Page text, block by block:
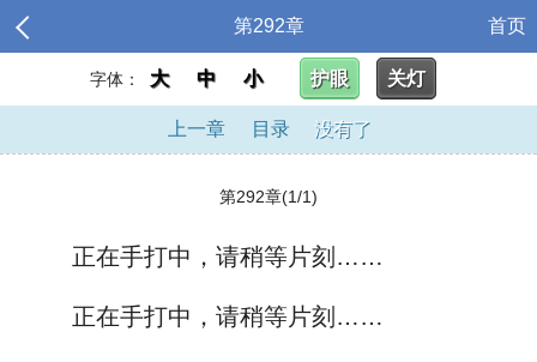
第292章 首页
字体： 大 中 小 护眼 关灯
上一章 目录 没有了
第292章(1/1)
正在手打中，请稍等片刻……
正在手打中，请稍等片刻……